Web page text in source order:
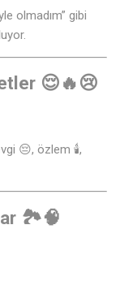
olmadım” gibi
😌🔥😢
😔, özlem 🕯️,
🏞️🧠